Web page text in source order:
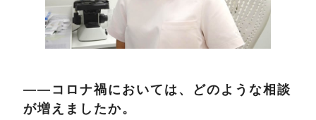
――コロナ禍においては、どのような相談
が増えましたか。